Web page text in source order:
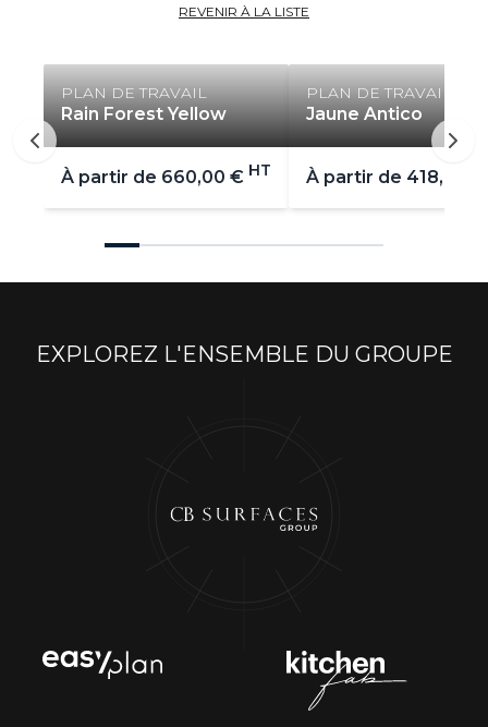
REVENIR À LA LISTE
PLAN DE TRAVAIL
Rain Forest Yellow
À partir de 660,00 € HT
PLAN DE TRAVAIL
Jaune Antico
À partir de 418,00 €
EXPLOREZ L'ENSEMBLE DU GROUPE